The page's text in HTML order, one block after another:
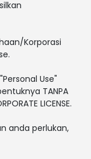
Korporasi
Use"
TANPA
LICENSE.
anda perlukan,